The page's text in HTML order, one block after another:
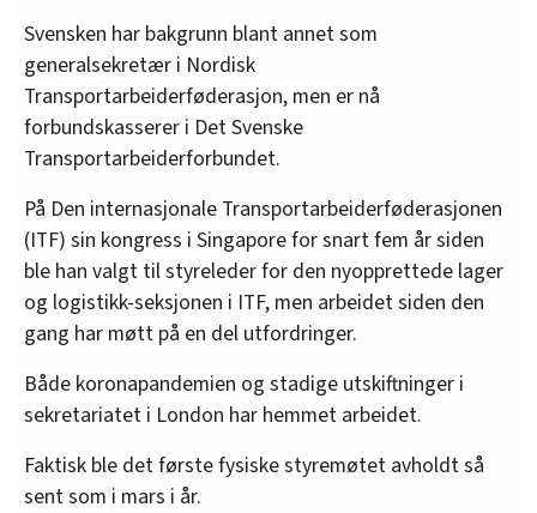
Svensken har bakgrunn blant annet som
generalsekretær i Nordisk
Transportarbeiderføderasjon, men er nå
forbundskasserer i Det Svenske
Transportarbeiderforbundet.
På Den internasjonale Transportarbeiderføderasjonen
(ITF) sin kongress i Singapore for snart fem år siden
ble han valgt til styreleder for den nyopprettede lager
og logistikk-seksjonen i ITF, men arbeidet siden den
gang har møtt på en del utfordringer.
Både koronapandemien og stadige utskiftninger i
sekretariatet i London har hemmet arbeidet.
Faktisk ble det første fysiske styremøtet avholdt så
sent som i mars i år.